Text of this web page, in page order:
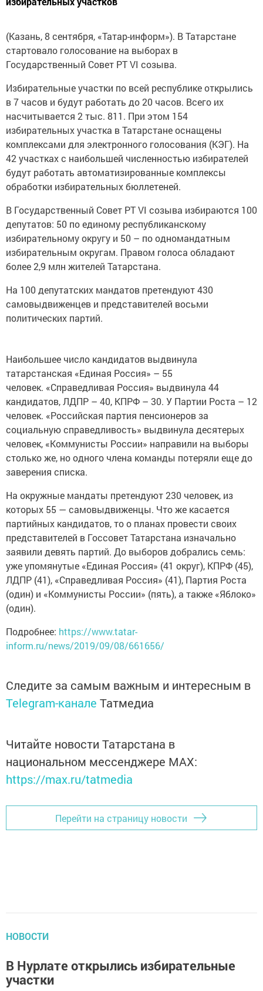
(Казань, 8 сентября, «Татар-информ»). В Татарстане
стартовало голосование на выборах в
Государственный Совет РТ VI созыва.
Избирательные участки по всей республике открылись
в 7 часов и будут работать до 20 часов. Всего их
насчитывается 2 тыс. 811. При этом 154
избирательных участка в Татарстане оснащены
комплексами для электронного голосования (КЭГ). На
42 участках с наибольшей численностью избирателей
будут работать автоматизированные комплексы
обработки избирательных бюллетеней.
В Государственный Совет РТ VI созыва избираются 100
депутатов: 50 по единому республиканскому
избирательному округу и 50 – по одномандатным
избирательным округам. Правом голоса обладают
более 2,9 млн жителей Татарстана.
На 100 депутатских мандатов претендуют 430
самовыдвиженцев и представителей восьми
политических партий.
Наибольшее число кандидатов выдвинула
татарстанская «Единая Россия» – 55
человек. «Справедливая Россия» выдвинула 44
кандидатов, ЛДПР – 40, КПРФ – 30. У Партии Роста – 12
человек. «Российская партия пенсионеров за
социальную справедливость» выдвинула десятерых
человек, «Коммунисты России» направили на выборы
столько же, но одного члена команды потеряли еще до
заверения списка.
На окружные мандаты претендуют 230 человек, из
которых 55 — самовыдвиженцы. Что же касается
партийных кандидатов, то о планах провести своих
представителей в Госсовет Татарстана изначально
заявили девять партий. До выборов добрались семь:
уже упомянутые «Единая Россия» (41 округ), КПРФ (45),
ЛДПР (41), «Справедливая Россия» (41), Партия Роста
(один) и «Коммунисты России» (пять), а также «Яблоко»
(один).
Подробнее: https://www.tatar-
inform.ru/news/2019/09/08/661656/
Следите за самым важным и интересным в
Telegram-канале Татмедиа
Читайте новости Татарстана в
национальном мессенджере MАХ:
https://max.ru/tatmedia
Перейти на страницу новости
НОВОСТИ
В Нурлате открылись избирательные
участки